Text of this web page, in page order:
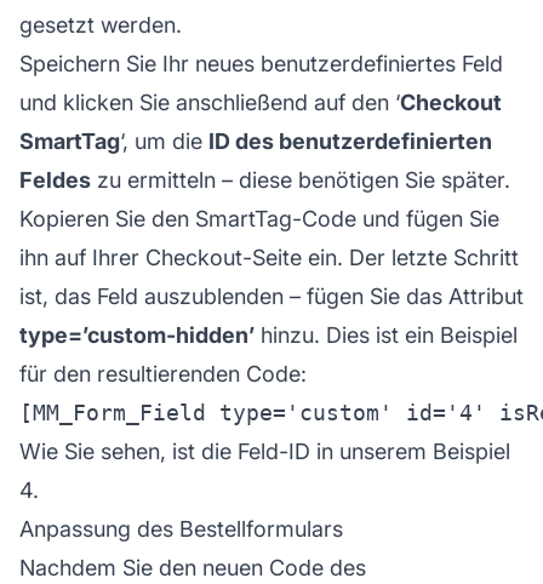
gesetzt werden.
Speichern Sie Ihr neues benutzerdefiniertes Feld
und klicken Sie anschließend auf den ‘Checkout
SmartTag‘, um die ID des benutzerdefinierten
Feldes zu ermitteln – diese benötigen Sie später.
Kopieren Sie den SmartTag-Code und fügen Sie
ihn auf Ihrer Checkout-Seite ein. Der letzte Schritt
ist, das Feld auszublenden – fügen Sie das Attribut
type=’custom-hidden’ hinzu. Dies ist ein Beispiel
für den resultierenden Code:
Wie Sie sehen, ist die Feld-ID in unserem Beispiel
4.
Anpassung des Bestellformulars
Nachdem Sie den neuen Code des